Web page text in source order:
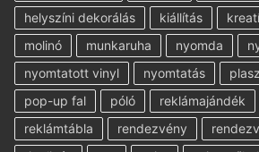
helyszíni dekorálás
kiállítás
molinó
munkaruha nyomda
nyomtatott vinyl
nyomtatás
pop-up fal
póló reklámajándék
reklámtábla
rendezvény